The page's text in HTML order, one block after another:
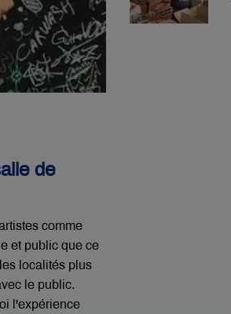
de
comme
et public que ce
localités plus
le public.
l'expérience